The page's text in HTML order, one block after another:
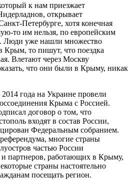
к нам приезжает
открывает
Петербурге, хотя конечная
то им нельзя, по европейским
Люди уже нашли множество
Крым, то пишут, что поездка
Влетают через Москву
что они были в Крыму, никак
года на Украине провели
Крыма с Россией.
договор о том, что
входят в состав России,
Федеральным собранием.
многие страны
частью России
партнеров, работающих в Крыму,
страны настоятельно
посещать регион.